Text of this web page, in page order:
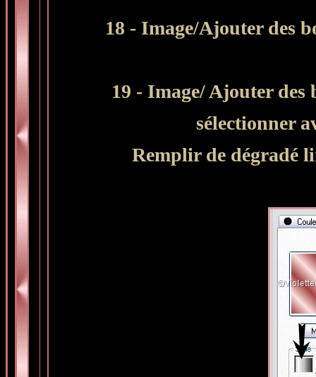
18 - Image/Ajouter des
19 - Image/ Ajouter
sélectionner
Remplir de dégradé